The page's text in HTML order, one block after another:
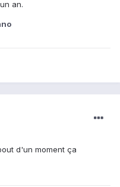
an.
d'un moment ça